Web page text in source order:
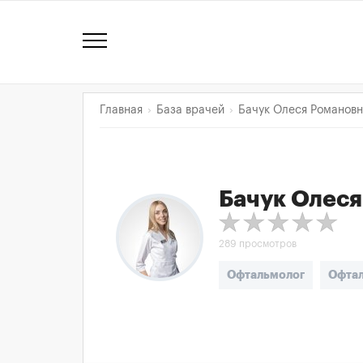
Главная База врачей Бачук Олеся
Бачук
289 просмотров
Офтальмолог